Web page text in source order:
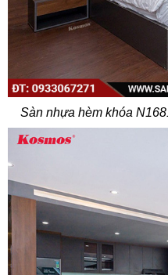
Sàn nhựa hèm khóa